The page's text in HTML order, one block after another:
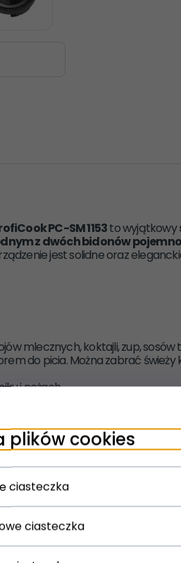
PC-SM 1153to wyjątkowy
z dwóch bidonów
jest solidne oraz
mlecznych, koktajli, zup, sosów
do picia. Można zabrać świeży
i nożach
plików cookies
ciasteczka
ciasteczka